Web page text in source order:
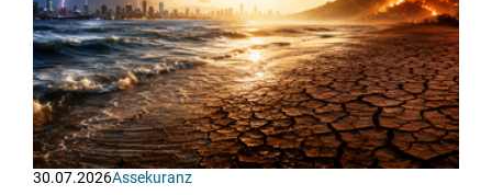
30.07.2026Assekuranz